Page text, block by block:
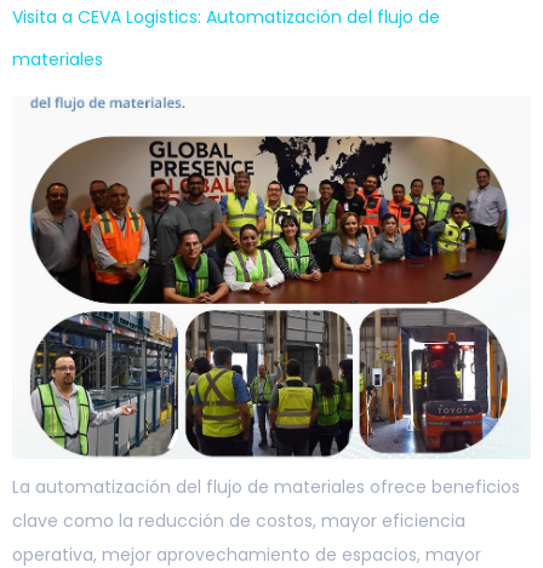
Visita a CEVA Logistics: Automatización del flujo de
materiales
La automatización del flujo de materiales ofrece beneficios
clave como la reducción de costos, mayor eficiencia
operativa, mejor aprovechamiento de espacios, mayor